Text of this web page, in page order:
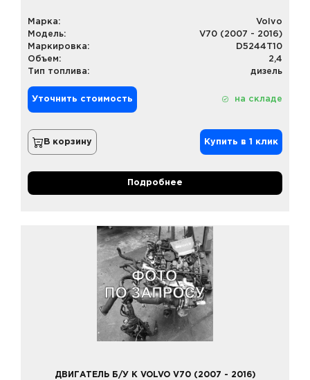
Марка:
Volvo
Модель:
V70 (2007 - 2016)
Маркировка:
D5244T10
Объем:
2,4
Тип топлива:
дизель
Уточнить стоимость на складе
В корзину Купить в 1 клик
Подробнее
ДВИГАТЕЛЬ Б/У К VOLVO V70 (2007 - 2016)